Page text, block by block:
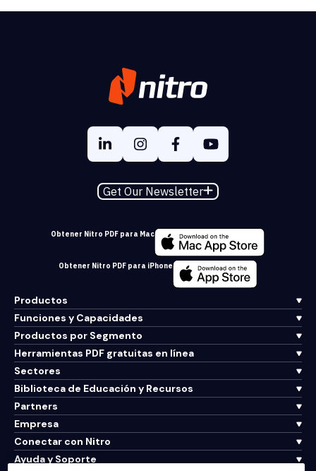
Get Our Newsletter
Obtener Nitro PDF para Mac
Obtener Nitro PDF para iPhone
Productos
Funciones y Capacidades
Productos por Segmento
Herramientas PDF gratuitas en línea
Sectores
Biblioteca de Educación y Recursos
Partners
Empresa
Conectar con Nitro
Ayuda y Soporte